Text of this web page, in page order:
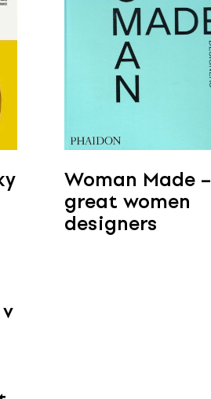
Woman Made –
great women
designers